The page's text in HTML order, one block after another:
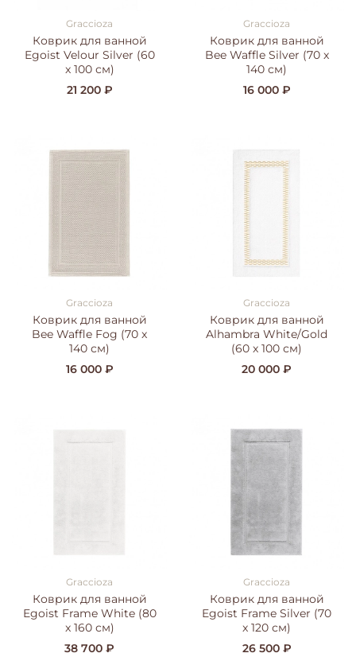
Graccioza
Коврик для ванной
Egoist Velour Silver (60
x 100 см)
21 200 ₽
Graccioza
Коврик для ванной
Bee Waffle Silver (70 x
140 см)
16 000 ₽
Graccioza
Коврик для ванной
Bee Waffle Fog (70 x
140 см)
16 000 ₽
Graccioza
Коврик для ванной
Alhambra White/Gold
(60 x 100 см)
20 000 ₽
Graccioza
Коврик для ванной
Egoist Frame White (80
x 160 см)
38 700 ₽
Graccioza
Коврик для ванной
Egoist Frame Silver (70
x 120 см)
26 500 ₽